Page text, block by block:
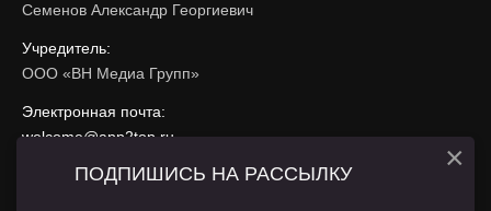
Семенов Александр Георгиевич
Учредитель:
ООО «ВН Медиа Групп»
Электронная почта:
welcome@app2top.ru
При использовании материалов активная ссылка на
ПОДПИШИСЬ НА РАССЫЛКУ ×